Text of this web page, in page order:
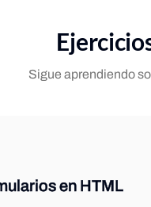
Sigue aprendiendo
en HTML